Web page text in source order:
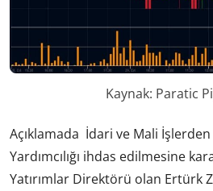
Kaynak: Paratic
Açıklamada İdari ve Mali
Yardımcılığı ihdas edilmesine
Yatırımlar Direktörü olan Ertürk